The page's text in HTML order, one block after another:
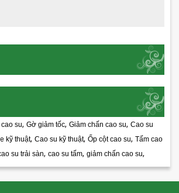
su, Gờ giảm tốc, Giảm chấn cao su, Cao su
kỹ thuật, Cao su kỹ thuật, Ốp cột cao su, Tấm cao
su trải sàn, cao su tấm, giảm chấn cao su,